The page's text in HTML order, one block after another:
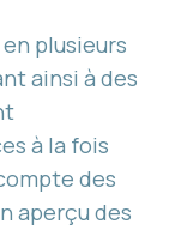
plusieurs
ainsi à des
à la fois
des
aperçu des